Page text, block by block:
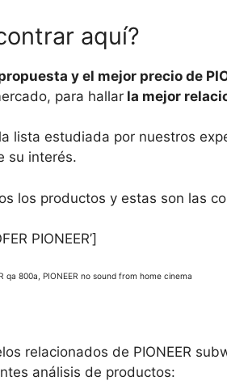
aquí?
y el mejor precio de
para hallar la mejor
lista estudiada por nuestros
su interés.
los productos y estas son las
PIONEER’]
qa 800a, PIONEER no sound from home cinema
relacionados de PIONEER
análisis de productos: